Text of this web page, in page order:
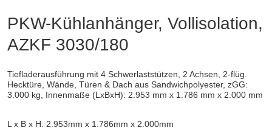
PKW-Kühlanhänger, Vollisolation,
AZKF 3030/180
Tiefladerausführung mit 4 Schwerlaststützen, 2 Achsen, 2-flüg.
Hecktüre, Wände, Türen & Dach aus Sandwichpolyester, zGG:
3.000 kg, Innenmaße (LxBxH): 2.953 mm x 1.786 mm x 2.000 mm
L x B x H: 2.953mm x 1.786mm x 2.000mm